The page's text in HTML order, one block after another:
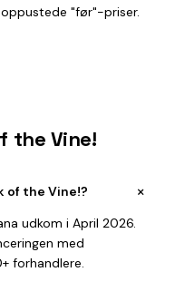
"før"-priser.
the Vine!
of the Vine!? +
udkom i April 2026.
med
forhandlere.